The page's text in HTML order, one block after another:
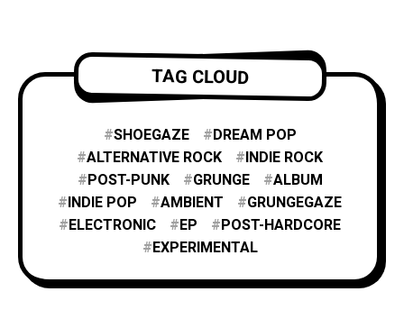
TAG CLOUD
SHOEGAZE
DREAM POP
ALTERNATIVE ROCK
INDIE ROCK
POST-PUNK
GRUNGE
ALBUM
INDIE POP
AMBIENT
GRUNGEGAZE
ELECTRONIC
EP
POST-HARDCORE
EXPERIMENTAL